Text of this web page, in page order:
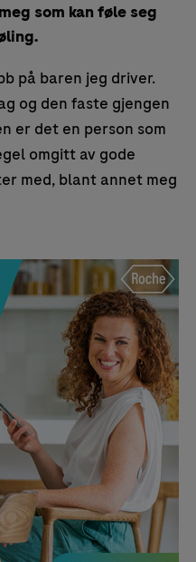
som kan føle seg
på baren jeg driver.
og den faste gjengen
er det en person som
omgitt av gode
med, blant annet meg